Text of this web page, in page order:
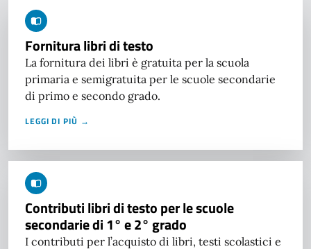
Fornitura libri di testo
La fornitura dei libri è gratuita per la scuola
primaria e semigratuita per le scuole secondarie
di primo e secondo grado.
LEGGI DI PIÙ →
Contributi libri di testo per le scuole
secondarie di 1° e 2° grado
I contributi per l’acquisto di libri, testi scolastici e